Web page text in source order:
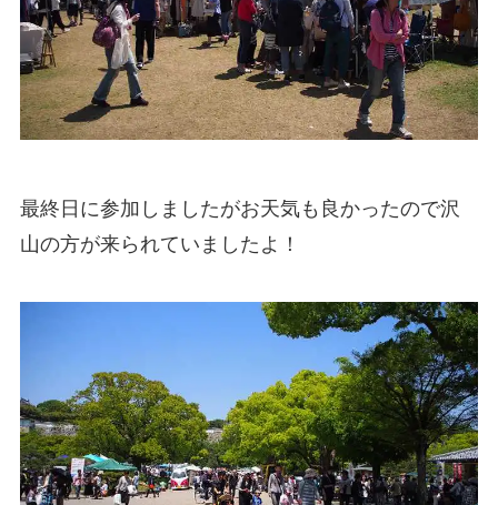
最終日に参加しましたがお天気も良かったので沢
山の方が来られていましたよ！